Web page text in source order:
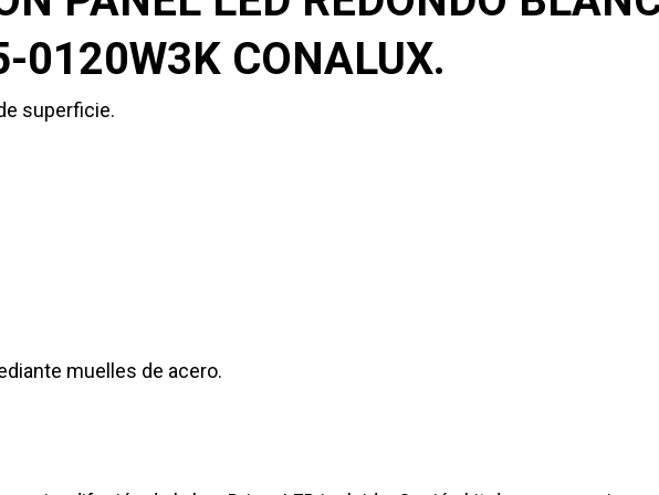
0120W3K CONALUX.
superficie.
muelles de acero.